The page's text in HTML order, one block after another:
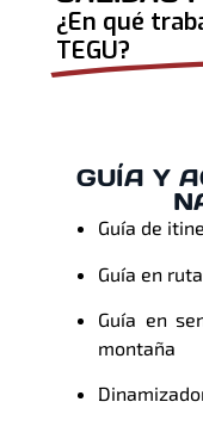
¿En qué
TEGU?
GUÍA Y
Guía de
Guía en
Guía en
montaña